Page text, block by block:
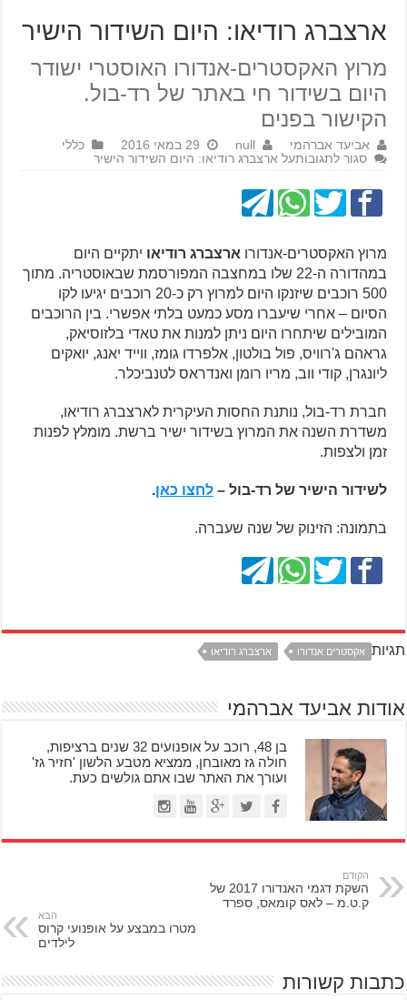
ארצברג רודיאו: היום השידור הישיר
מרוץ האקסטרים-אנדורו האוסטרי ישודר
היום בשידור חי באתר של רד-בול.
הקישור בפנים
אביעד אברהמי null 29 במאי 2016
כללי
סגור לתגובותעל ארצברג רודיאו: היום השידור הישיר
מרוץ האקסטרים-אנדורו ארצברג רודיאו יתקיים היום
במהדורה ה-22 שלו במחצבה המפורסמת שבאוסטריה. מתוך
500 רוכבים שיזנקו היום למרוץ רק כ-20 רוכבים יגיעו לקו
הסיום – אחרי שיעברו מסע כמעט בלתי אפשרי. בין הרוכבים
המובילים שיתחרו היום ניתן למנות את טאדי בלזוסיאק,
גראהם ג'רוויס, פול בולטון, אלפרדו גומז, ווייד יאנג, יואקים
ליונגרן, קודי ווב, מריו רומן ואנדראס לטנביכלר.
חברת רד-בול, נותנת החסות העיקרית לארצברג רודיאו,
משדרת השנה את המרוץ בשידור ישיר ברשת. מומלץ לפנות
זמן ולצפות.
לשידור הישיר של רד-בול –לחצו כאן.
בתמונה: הזינוק של שנה שעברה.
תגיות אקסטרים אנדורו ארצברג רודיאו
אודות אביעד אברהמי
בן 48, רוכב על אופנועים 32 שנים ברציפות,
חולה גז מאובחן, ממציא מטבע הלשון 'חזיר גז'
ועורך את האתר שבו אתם גולשים כעת.
הקודם
השקת דגמי האנדורו 2017 של
ק.ט.מ – לאס קומאס, ספרד
הבא
מטרו במבצע על אופנועי קרוס
לילדים
כתבות קשורות